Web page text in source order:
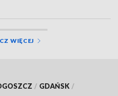
WIĘCEJ
/ GDAŃSK /